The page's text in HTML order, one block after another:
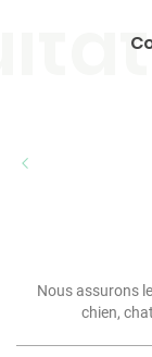
Nous assurons
chien,